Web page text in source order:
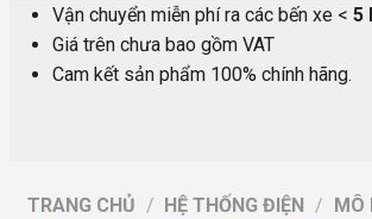
Vận chuyển miễn phí ra các bến xe < 5
Giá trên chưa bao gồm VAT
Cam kết sản phẩm 100% chính hãng.
TRANG CHỦ / HỆ THỐNG ĐIỆN / MÔ